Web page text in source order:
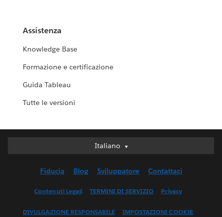
Assistenza
Knowledge Base
Formazione e certificazione
Guida Tableau
Tutte le versioni
Italiano
Italiano
English (UK)
Français (Canada)
Fiducia Blog Sviluppatore Contattaci
Contenuti Legali TERMINI DI SERVIZIO Privacy
DIVULGAZIONE RESPONSABILE IMPOSTAZIONI COOKIE